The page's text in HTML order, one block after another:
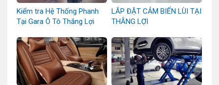
Kiểm tra Hệ Thống Phanh
Tại Gara Ô Tô Thắng Lợi
LẮP ĐẶT CẢM BIẾN LÙI TẠI
THẮNG LỢI